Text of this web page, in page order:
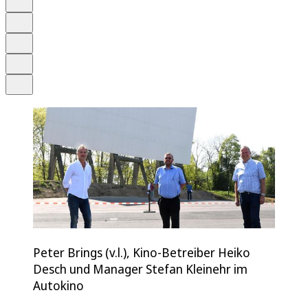
Peter Brings (v.l.), Kino-Betreiber Heiko
Desch und Manager Stefan Kleinehr im
Autokino